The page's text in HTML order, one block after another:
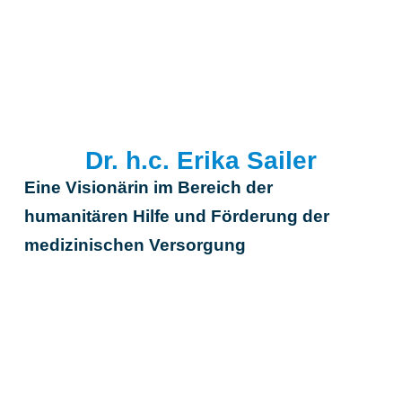
Dr. h.c. Erika Sailer
Eine Visionärin im Bereich der
humanitären Hilfe und Förderung der
medizinischen Versorgung